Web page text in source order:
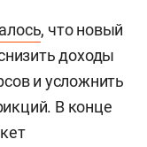
, что новый
доходы
и усложнить
В конце